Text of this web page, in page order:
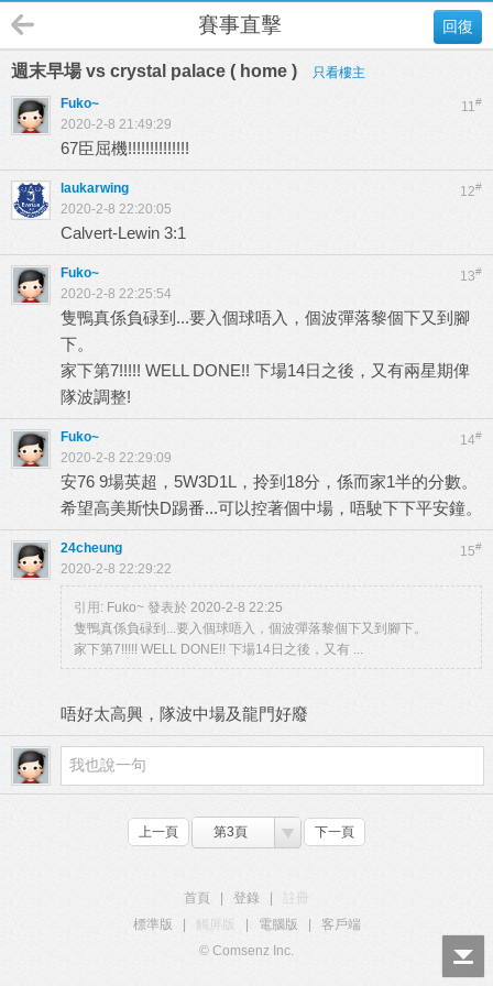
回復
賽事直擊
週末早場 vs crystal palace ( home ) 只看樓主
11#
Fuko~
2020-2-8 21:49:29
67臣屈機!!!!!!!!!!!!!!
12#
laukarwing
2020-2-8 22:20:05
Calvert-Lewin 3:1
13#
Fuko~
2020-2-8 22:25:54
隻鴨真係負碌到...要入個球唔入，個波彈落黎個下又到腳
下。
家下第7!!!!! WELL DONE!! 下場14日之後，又有兩星期俾
隊波調整!
14#
Fuko~
2020-2-8 22:29:09
安76 9場英超，5W3D1L，拎到18分，係而家1半的分數。
希望高美斯快D踢番...可以控著個中場，唔駛下下平安鐘。
15#
24cheung
2020-2-8 22:29:22
引用: Fuko~ 發表於 2020-2-8 22:25
隻鴨真係負碌到...要入個球唔入，個波彈落黎個下又到腳下。
家下第7!!!!! WELL DONE!! 下場14日之後，又有 ...
唔好太高興，隊波中場及龍門好廢
上一頁 第3頁 下一頁
首頁 登錄
標準版
觸屏版 電腦版
客戶端
© Comsenz Inc.